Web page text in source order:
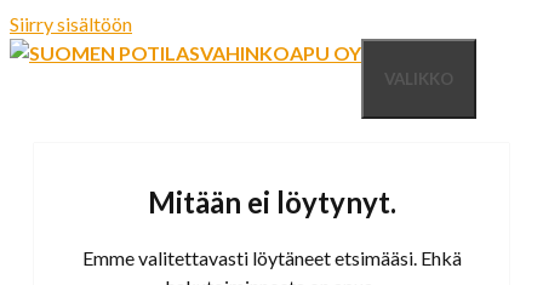
Siirry sisältöön
VALIKKO
Mitään ei löytynyt.
Emme valitettavasti löytäneet etsimääsi. Ehkä